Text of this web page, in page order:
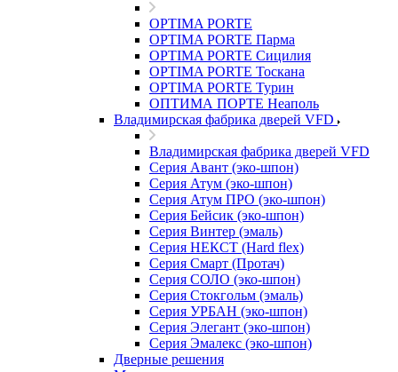
OPTIMA PORTE
OPTIMA PORTE Парма
OPTIMA PORTE Сицилия
OPTIMA PORTE Тоскана
OPTIMA PORTE Турин
ОПТИМА ПОРТЕ Неаполь
Владимирская фабрика дверей VFD
Владимирская фабрика дверей VFD
Серия Авант (эко-шпон)
Серия Атум (эко-шпон)
Серия Атум ПРО (эко-шпон)
Серия Бейсик (эко-шпон)
Серия Винтер (эмаль)
Серия НЕКСТ (Hard flex)
Серия Смарт (Протач)
Серия СОЛО (эко-шпон)
Серия Стокгольм (эмаль)
Серия УРБАН (эко-шпон)
Серия Элегант (эко-шпон)
Серия Эмалекс (эко-шпон)
Дверные решения